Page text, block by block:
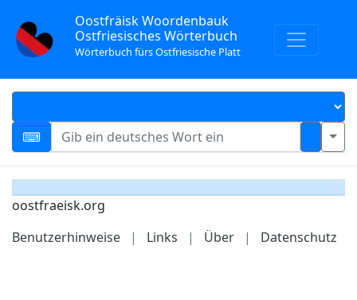
Oostfräisk Woordenbauk
Ostfriesisches Wörterbuch
Wörterbuch fürs Ostfriesische Platt
oostfraeisk.org
Benutzerhinweise
| Links | Über | Datenschutz